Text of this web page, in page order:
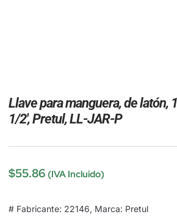
Llave para manguera, de latón,
1/2′, Pretul, LL-JAR-P
$55.86 (IVA Incluido)
# Fabricante: 22146, Marca: Pretul